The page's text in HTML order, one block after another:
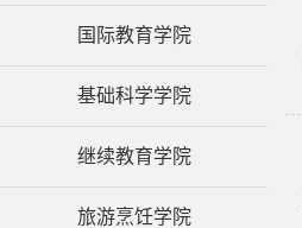
国际教育学院
基础科学学院
继续教育学院
旅游烹饪学院